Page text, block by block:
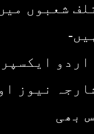
شعبوں
اردو
نیوز
بھی